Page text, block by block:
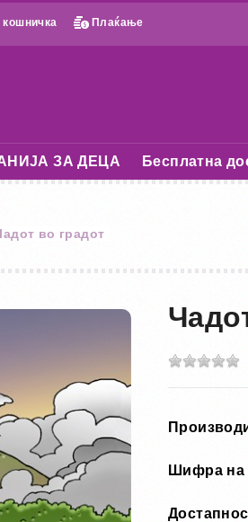
кошничка Плаќање
ЗА ДЕЦА Бесплатна
во градот
Шифра на